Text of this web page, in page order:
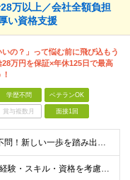
万以上／会社全額負担
い資格支援
いの？」って悩む前に飛び込もう
万円を保証×年休125日で最高
学歴不問 ベテランOK
賞与複数月 面接1回
《学歴・経験は一切不問！新しい一歩を踏み出す熱意を大歓迎》 「今の現状を変えたい」 「安定した収入と一生モノの技術を手に入れたい」 そんな想いを持った方なら、これまでの経歴に関わらず大歓迎です！ 20
◇月給28万円以上 ※経験・スキル・資格を考慮の上で決定します。